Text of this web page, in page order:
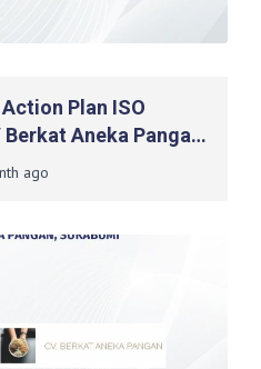
Plan ISO
Aneka Pangan,
ago